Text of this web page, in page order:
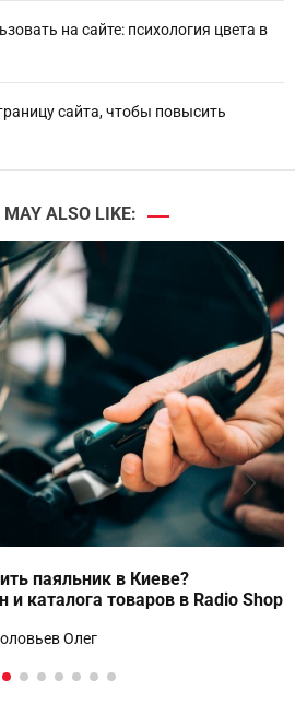
на сайте: психология цвета в
сайта, чтобы повысить
MAY ALSO LIKE:
паяльник в Киеве?
каталога товаров в Radio Shop
Олег